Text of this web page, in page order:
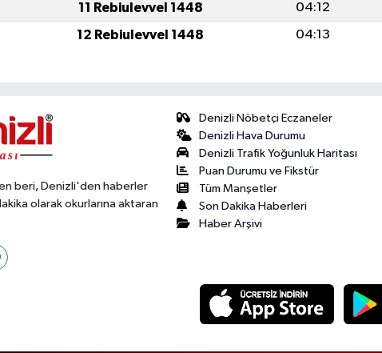
11 Rebiulevvel 1448 04:12
12 Rebiulevvel 1448 04:13
beri, Denizli'den haberler
olarak okurlarına aktaran
Denizli Nöbetçi Eczaneler
Denizli Hava Durumu
Denizli Trafik Yoğunluk Haritası
Puan Durumu ve Fikstür
Tüm Manşetler
Son Dakika Haberleri
Haber Arşivi